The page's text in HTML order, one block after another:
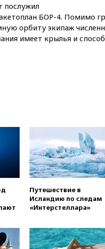
в
послужил
БОР-4. Помимо
орбиту экипаж
имеет крылья и
Путешествие в
Исландию по следам
«Интерстеллара»